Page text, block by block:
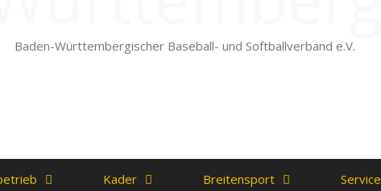
Baden-Württembergischer Baseball- und Softballverband e.V.
Kader Breitensport Service